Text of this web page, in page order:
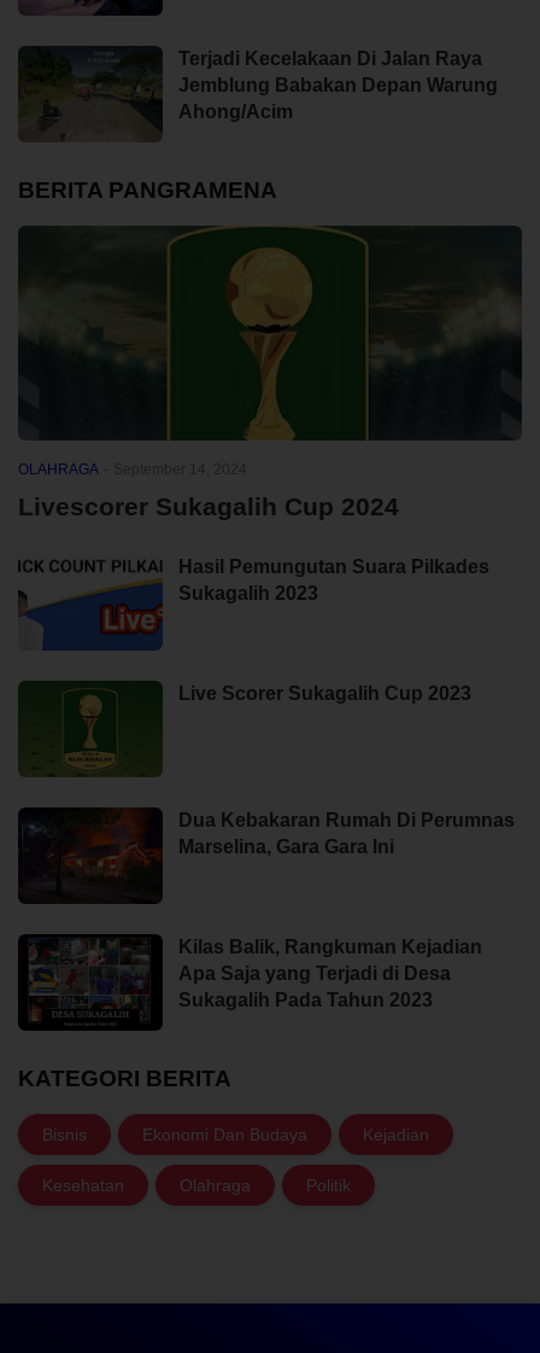
Terjadi Kecelakaan Di Jalan Raya
Jemblung Babakan Depan Warung
Ahong/Acim
BERITA PANGRAMENA
OLAHRAGA
Livescorer Sukagalih Cup 2024
Hasil Pemungutan Suara Pilkades
Sukagalih 2023
Live Scorer Sukagalih Cup 2023
Dua Kebakaran Rumah Di Perumnas
Marselina, Gara Gara Ini
Kilas Balik, Rangkuman Kejadian
Apa Saja yang Terjadi di Desa
Sukagalih Pada Tahun 2023
KATEGORI BERITA
Bisnis Ekonomi Dan Budaya Kejadian
Kesehatan Olahraga Politik